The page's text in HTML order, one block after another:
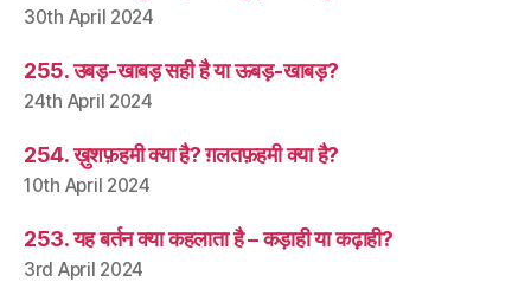
30th April 2024
255. उबड़-खाबड़ सही है या ऊबड़-खाबड़?
24th April 2024
254. ख़ुशफ़हमी क्या है? ग़लतफ़हमी क्या है?
10th April 2024
253. यह बर्तन क्या कहलाता है – कड़ाही या कढ़ाही?
3rd April 2024